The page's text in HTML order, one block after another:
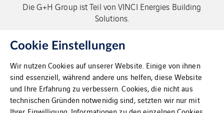
Die G+H Group ist Teil von VINCI Energies Building
Solutions.
Copyright G+H Group
Cookie Einstellungen
Wir nutzen Cookies auf unserer Website. Einige von ihnen
sind essenziell, während andere uns helfen, diese Website
und Ihre Erfahrung zu verbessern. Cookies, die nicht aus
technischen Gründen notwenidig sind, setzten wir nur mit